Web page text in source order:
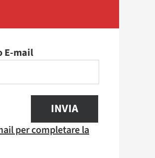
E-mail
INVIA
per completare la